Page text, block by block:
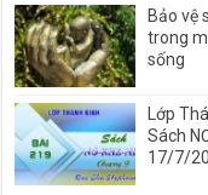
Bảo vệ
trong
sống
Lớp
Sách
17/7/